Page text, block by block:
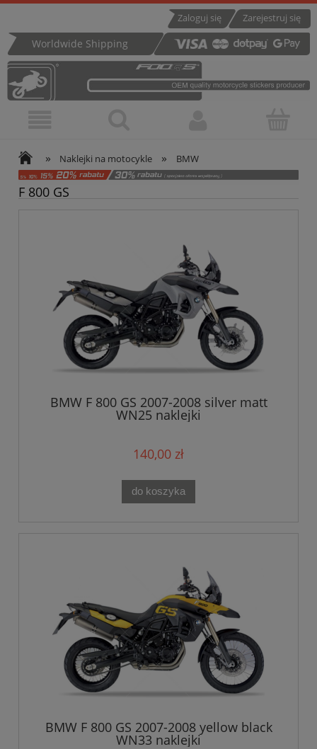
Zarejestruj się
Zaloguj się
Worldwide Shipping
» Naklejki na motocykle » BMW
F 800 GS
BMW F 800 GS 2007-2008 silver matt
WN25 naklejki
140,00 zł
do koszyka
BMW F 800 GS 2007-2008 yellow black
WN33 naklejki